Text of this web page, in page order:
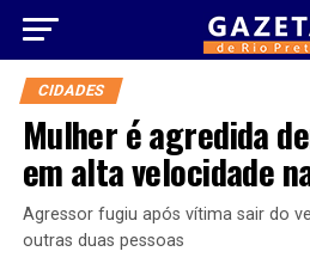
CIDADES
Mulher é agredida
em alta velocidade
Agressor fugiu após vítima sair do
outras duas pessoas